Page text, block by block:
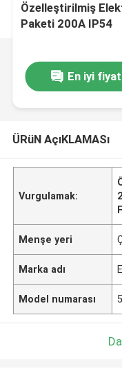
Özelleştirilmiş
Paketi 200A IP54
En iyi fiyat
ÜRüN AçıKLAMASı
Vurgulamak:
Menşe yeri
Marka adı
Model numarası